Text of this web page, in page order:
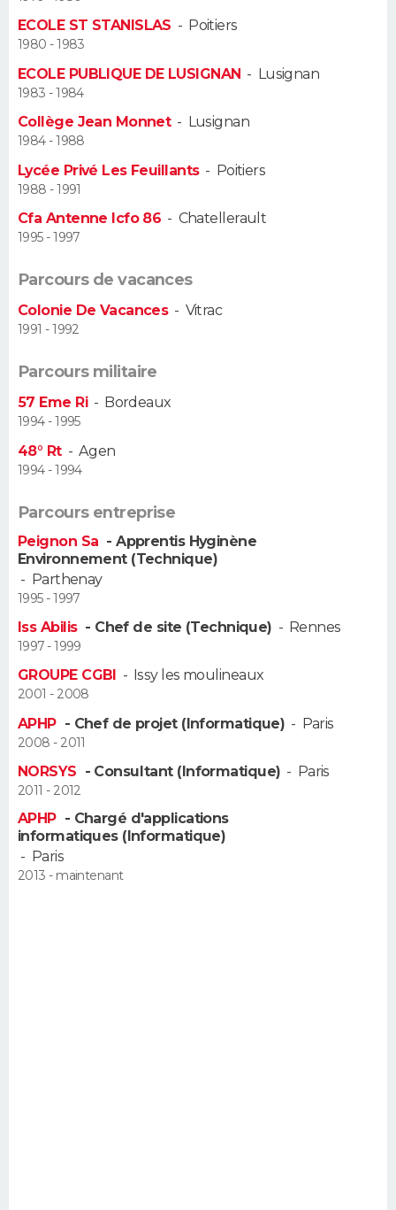
Alimentation
Guide de la santé
Maladies
Médicaments
Sommeil
VOYAGE
Destinations
City break
Voyage nature
Voyage de noces
Forum
Climat
+
PHOTO
GUIDES D'ACHAT
BONS PLANS
Carte de Noël
Carte Bonne année
Carte Saint-Valentin
Carte Pâques
Carte d'anniversaire
Dictionnaire
Biographies
Citations
Expressions
Proverbes
PROGRAMME TV
COPAINS D'AVANT
S'inscrire
Se connecter
Lycées
Collèges
Primaires
Universités
Entreprises
Service militaire
Avis de recherche
AVIS DE DÉCÈS
FORUM
Bricolage
Lifestyle
Culture
Sport
Auto
Television
Voyage
Cinema
ECOLE ST STANISLAS - Poitiers
1980 - 1983
ECOLE PUBLIQUE DE LUSIGNAN - Lusignan
1983 - 1984
Collège Jean Monnet- Lusignan
1984 - 1988
Lycée Privé Les Feuillants- Poitiers
1988 - 1991
Cfa Antenne Icfo 86 - Chatellerault
1995 - 1997
Parcours de vacances
Colonie De Vacances- Vitrac
1991 - 1992
Parcours militaire
57 Eme Ri- Bordeaux
1994 - 1995
48° Rt- Agen
1994 - 1994
Parcours entreprise
Peignon Sa - Apprentis Hyginène
Environnement (Technique)
- Parthenay
1995 - 1997
Iss Abilis - Chef de site (Technique) - Rennes
1997 - 1999
GROUPE CGBI - Issy les moulineaux
2001 - 2008
APHP - Chef de projet (Informatique) - Paris
2008 - 2011
NORSYS - Consultant (Informatique) - Paris
2011 - 2012
APHP - Chargé d'applications
informatiques (Informatique)
- Paris
2013 - maintenant